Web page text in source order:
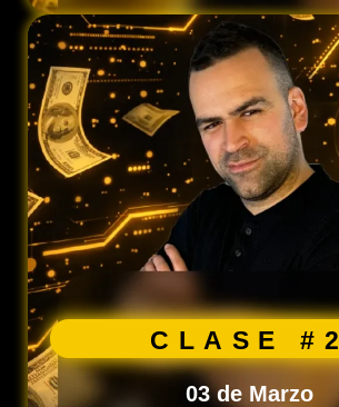
CLASE #2
03 de Marzo